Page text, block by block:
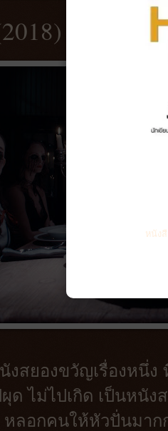
ไม่ไปผุด
งสยองขวัญเรื่องหนึ่ง
ด ไม่ไปเกิด เป็นหนั
หลอกคนให้หัวปั่นมาก
หนัง